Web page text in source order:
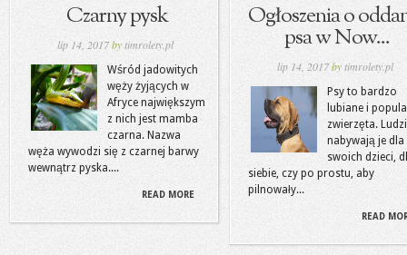
Czarny pysk
lip 14, 2017bytimrolety.pl
Wśród jadowitych
węży żyjących w
Afryce największym
z nich jest mamba
czarna. Nazwa
węża wywodzi się z czarnej barwy
wewnątrz pyska....
READ MORE
Ogłoszenia o
psa w Now...
lip 14, 2017bytimrolety.pl
Psy to bardzo
lubiane i
zwierzęta.
nabywają je dla
swoich dzieci,
siebie, czy po prostu, aby
pilnowały...
READ